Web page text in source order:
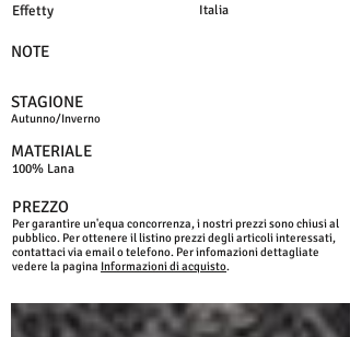
Effetty Italia
NOTE
STAGIONE
Autunno/Inverno
MATERIALE
100% Lana
PREZZO
Per garantire un'equa concorrenza, i nostri prezzi sono chiusi al
pubblico. Per ottenere il listino prezzi degli articoli interessati,
contattaci via email o telefono. Per infomazioni dettagliate
vedere la pagina Informazioni di acquisto.
GRIGIO